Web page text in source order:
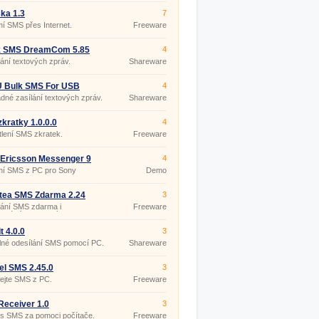
1.3
SMS přes Internet.
7
Freeware
SMS DreamCom 5.85
textových zpráv.
4
Shareware
Bulk SMS For USB
8.2.1.0
zasílání textových zpráv.
4
Shareware
1.0.0.0
SMS zkratek.
4
Freeware
Messenger 9
SMS z PC pro Sony
4
Demo
SMS Zdarma 2.24
SMS zdarma i
placených SMS.
3
Freeware
4.0.0
odesílání SMS pomocí PC.
3
Shareware
SMS 2.45.0
SMS z PC.
3
Freeware
1.0
SMS za pomoci počítače.
3
Freeware